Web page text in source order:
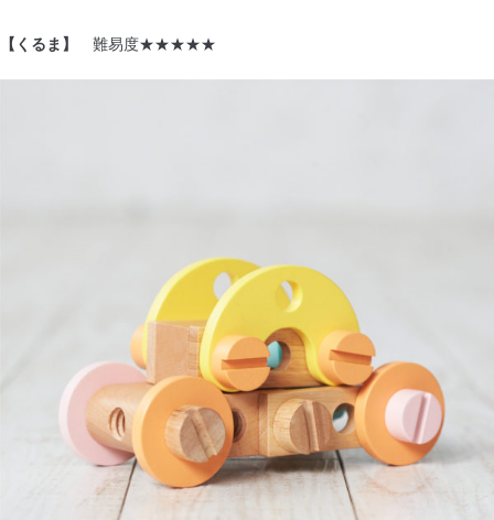
【くるま】 難易度★★★★★